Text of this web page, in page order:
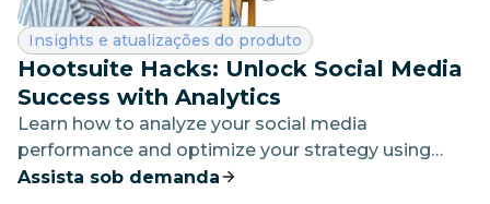
Categoria:
Insights e atualizações do produto
Hootsuite Hacks: Unlock Social Media
Success with Analytics
Learn how to analyze your social media
performance and optimize your strategy using
Hootsuite's powerful tools.
Assista sob demanda